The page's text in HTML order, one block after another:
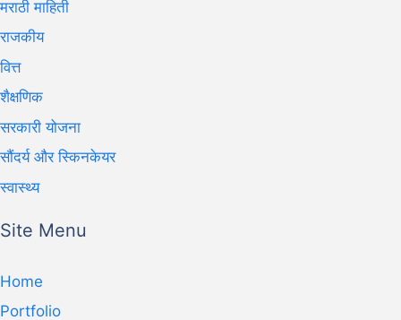
मराठी माहिती
राजकीय
वित्त
शैक्षणिक
सरकारी योजना
सौंदर्य और स्किनकेयर
स्वास्थ्य
Site Menu
Home
Portfolio